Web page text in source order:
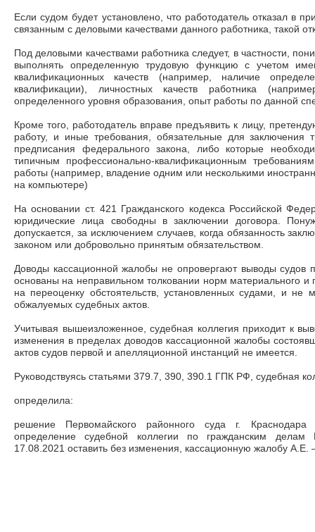
Если судом будет установлено, что работодатель отказал в
связанным с деловыми качествами данного работника, такой
Под деловыми качествами работника следует, в частности,
выполнять определенную трудовую функцию с учетом
квалификационных качеств (например, наличие
квалификации), личностных качеств работника
определенного уровня образования, опыт работы по данной
Кроме того, работодатель вправе предъявить к лицу,
работу, и иные требования, обязательные для заключения
предписания федерального закона, либо которые
типичным профессионально-квалификационным
работы (например, владение одним или несколькими
на компьютере)
На основании ст. 421 Гражданского кодекса Российской
юридические лица свободны в заключении договора.
допускается, за исключением случаев, когда обязанность
законом или добровольно принятым обязательством.
Доводы кассационной жалобы не опровергают выводы судов
основаны на неправильном толковании норм материального и
на переоценку обстоятельств, установленных судами, и не
обжалуемых судебных актов.
Учитывая вышеизложенное, судебная коллегия приходит к
изменения в пределах доводов кассационной жалобы
актов судов первой и апелляционной инстанций не имеется.
Руководствуясь статьями 379.7, 390, 390.1 ГПК РФ, судебная
определила:
решение Первомайского районного суда г.
определение судебной коллегии по гражданским делам
17.08.2021 оставить без изменения, кассационную жалобу А.Е.